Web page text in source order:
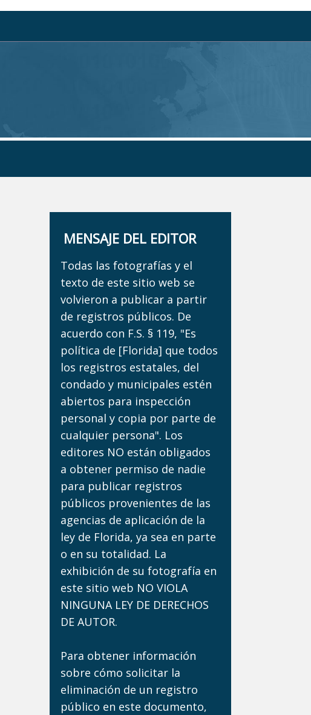
MENSAJE DEL EDITOR
Todas las fotografías y el
texto de este sitio web se
volvieron a publicar a partir
de registros públicos. De
acuerdo con F.S. § 119, "Es
política de [Florida] que todos
los registros estatales, del
condado y municipales estén
abiertos para inspección
personal y copia por parte de
cualquier persona". Los
editores NO están obligados
a obtener permiso de nadie
para publicar registros
públicos provenientes de las
agencias de aplicación de la
ley de Florida, ya sea en parte
o en su totalidad. La
exhibición de su fotografía en
este sitio web NO VIOLA
NINGUNA LEY DE DERECHOS
DE AUTOR.
Para obtener información
sobre cómo solicitar la
eliminación de un registro
público en este documento,